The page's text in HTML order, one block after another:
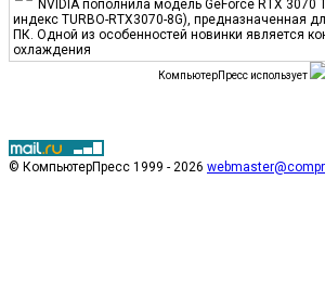
NVIDIA пополнила модель GeForce RTX 3070
индекс TURBO-RTX3070-8G), предназначенная
ПК. Одной из особенностей новинки является
охлаждения
КомпьютерПресс использует
© КомпьютерПресс 1999 - 2026